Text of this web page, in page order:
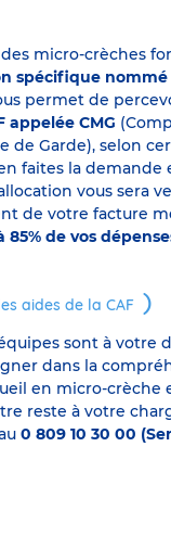
micro-crèches
spécifique nommé
permet de
appelée CMG
de Garde), selon
faites la demande
vous sera
de votre facture
85% de vos
aides de la CAF
sont à votre
dans la
en micro-crèche
reste à votre
0 809 10 30 00